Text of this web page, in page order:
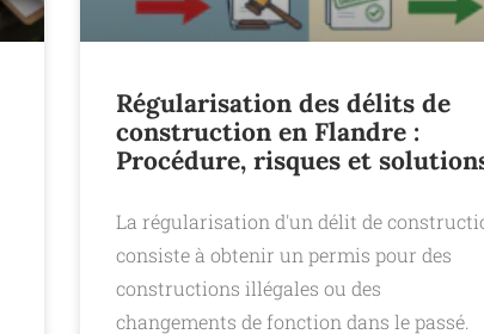
Régularisation des délits de
construction en Flandre :
Procédure, risques et
La régularisation d'un délit de
consiste à obtenir un permis pour des
constructions illégales ou des
changements de fonction dans le passé.